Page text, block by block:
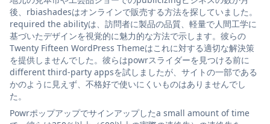
後、rbiashadesはオンラインで販売する方法を探していました。
required the abilityは、訪問者に製品の品質、軽量で人間工学に
基づいたデザインを視覚的に魅力的な方法で示します。彼らの
Twenty Fifteen WordPress Themeはこれに対する適切な解決策
を提供しませんでした。彼らはpowrスライダーを見つける前に
different third-party appsを試しましたが、サイトの一部である
かのように見えず、不格好で使いにくいものはありませんでし
た。
Powrポップアップでサインアップしたa small amount of time